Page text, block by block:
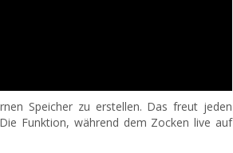
Speicher zu erstellen. Das freut jeden
Funktion, während dem Zocken live auf